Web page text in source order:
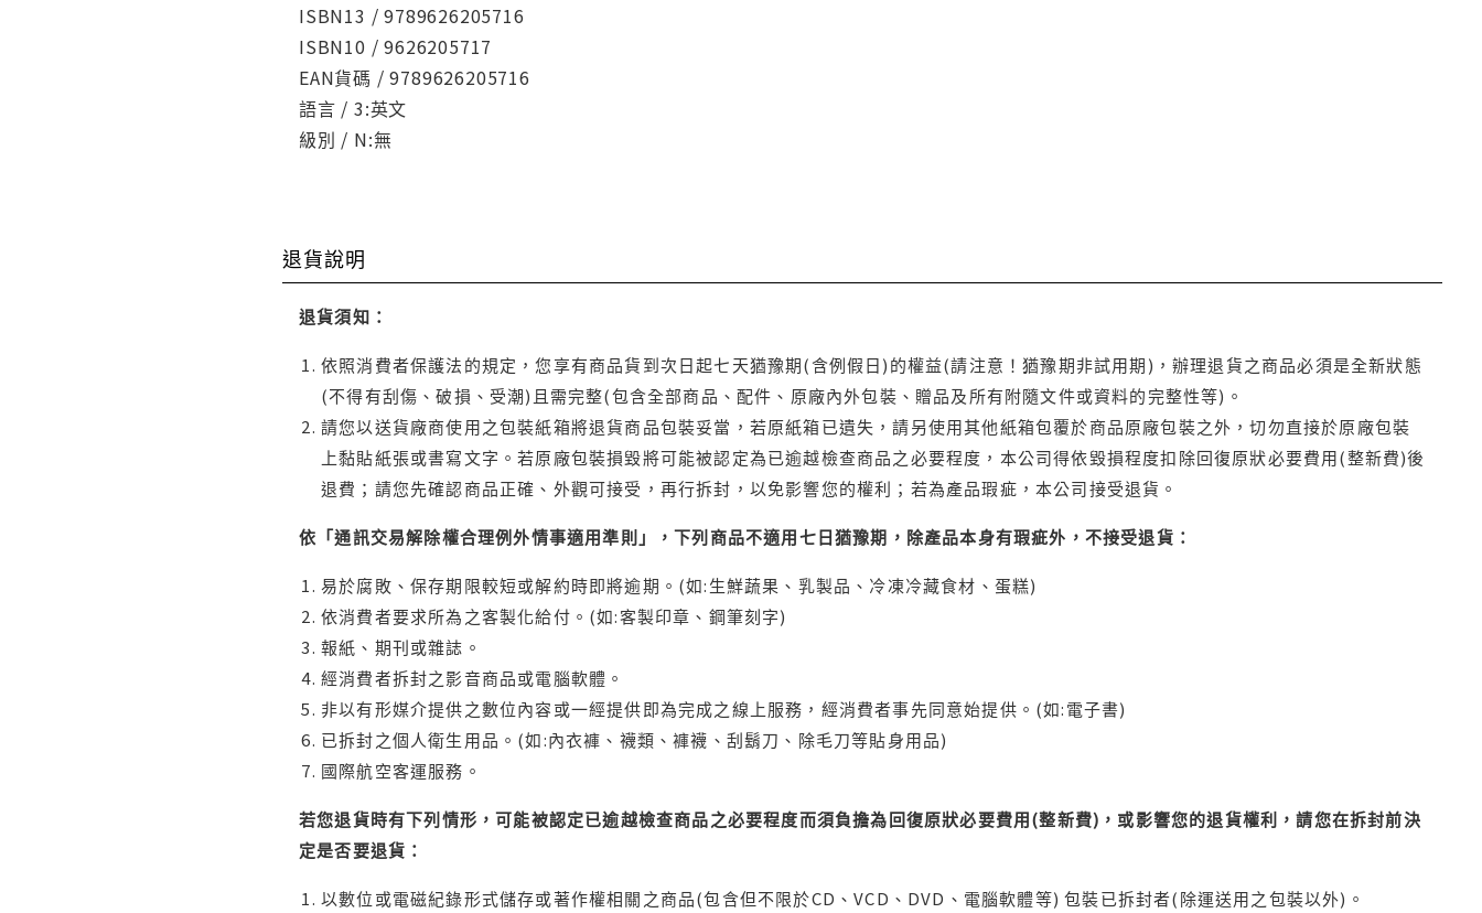
ISBN13 / 9789626205716
ISBN10 / 9626205717
EAN貨碼 / 9789626205716
語言 / 3:英文
級別 / N:無
退貨說明
退貨須知：
依照消費者保護法的規定，您享有商品貨到次日起七天猶豫期(含例假日)的權益(請注意！猶豫期非試用期)，辦理退貨之商品必須是全新狀態
(不得有刮傷、破損、受潮)且需完整(包含全部商品、配件、原廠內外包裝、贈品及所有附隨文件或資料的完整性等)。
請您以送貨廠商使用之包裝紙箱將退貨商品包裝妥當，若原紙箱已遺失，請另使用其他紙箱包覆於商品原廠包裝之外，切勿直接於原廠包裝
上黏貼紙張或書寫文字。若原廠包裝損毀將可能被認定為已逾越檢查商品之必要程度，本公司得依毀損程度扣除回復原狀必要費用(整新費)後
退費；請您先確認商品正確、外觀可接受，再行拆封，以免影響您的權利；若為產品瑕疵，本公司接受退貨。
依「通訊交易解除權合理例外情事適用準則」，下列商品不適用七日猶豫期，除產品本身有瑕疵外，不接受退貨：
易於腐敗、保存期限較短或解約時即將逾期。(如:生鮮蔬果、乳製品、冷凍冷藏食材、蛋糕)
依消費者要求所為之客製化給付。(如:客製印章、鋼筆刻字)
報紙、期刊或雜誌。
經消費者拆封之影音商品或電腦軟體。
非以有形媒介提供之數位內容或一經提供即為完成之線上服務，經消費者事先同意始提供。(如:電子書)
已拆封之個人衛生用品。(如:內衣褲、襪類、褲襪、刮鬍刀、除毛刀等貼身用品)
國際航空客運服務。
若您退貨時有下列情形，可能被認定已逾越檢查商品之必要程度而須負擔為回復原狀必要費用(整新費)，或影響您的退貨權利，請您在拆封前決
定是否要退貨：
以數位或電磁紀錄形式儲存或著作權相關之商品(包含但不限於CD、VCD、DVD、電腦軟體等) 包裝已拆封者(除運送用之包裝以外)。